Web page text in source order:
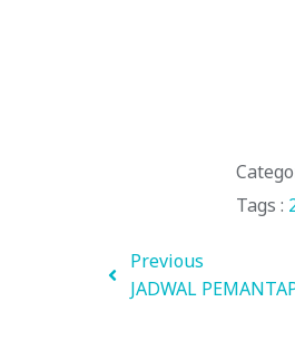
Tags :
Previous
JADWAL